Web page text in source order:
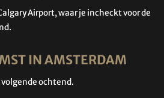
Airport, waar je incheckt voor de
IN AMSTERDAM
ochtend.